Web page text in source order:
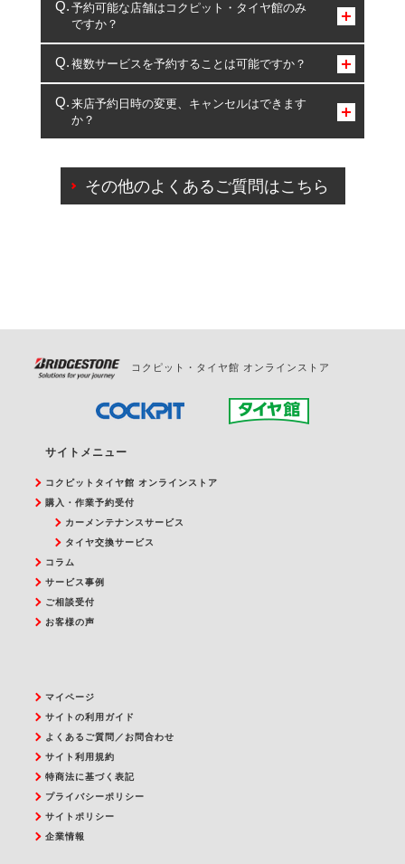
予約可能な店舗はコクピット・タイヤ館のみ
ですか？
コクピット・タイヤ館のみとなります。
複数サービスを予約することは可能ですか？
複数サービスのご予約は可能です。
一部の商品・サービスの組み合わせに限り、同時にご予約が
出来ないものもございます。
来店予約日時の変更、キャンセルはできます
か？
ご来店予約日の3営業日前を過ぎている場合のご予約
の日時変更につきましては、直接ご予約の店舗まで
その他のよくあるご質問はこちら
コクピット・タイヤ館 オンラインストア
サイトメニュー
コクピットタイヤ館 オンラインストア
購入・作業予約受付
カーメンテナンスサービス
タイヤ交換サービス
コラム
サービス事例
ご相談受付
お客様の声
マイページ
サイトの利用ガイド
よくあるご質問／お問合わせ
サイト利用規約
特商法に基づく表記
プライバシーポリシー
サイトポリシー
企業情報